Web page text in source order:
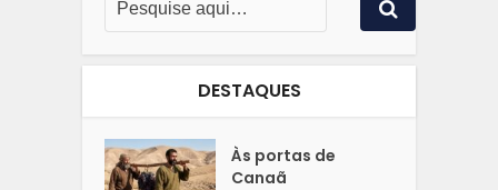
DESTAQUES
Às portas de
Canaã